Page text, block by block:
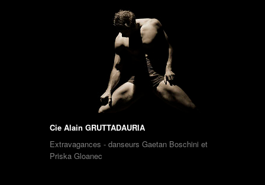
Cie Alain GRUTTADAURIA
Extravagances - danseurs Gaetan Boschini et
Priska Gloanec